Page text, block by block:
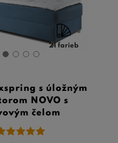
21 farieb
s úložným
NOVO s
čelom